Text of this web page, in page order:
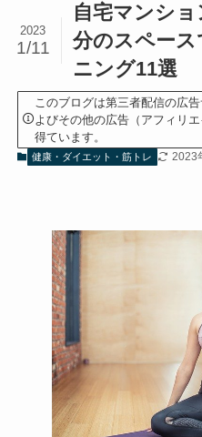
自宅マンシ
分のスペー
ニング11選
2023
1/11
このブログは第三者配信の広
よびその他の広告（アフィリ
得ています。
健康・ダイエット・筋トレ 2023